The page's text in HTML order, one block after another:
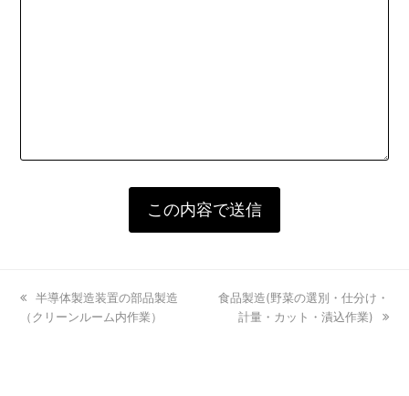
previous
post:
半導体製造装置の部品製造
（クリーンルーム内作業）
next
post:
食品製造(野菜の選別・仕分け・
計量・カット・漬込作業)